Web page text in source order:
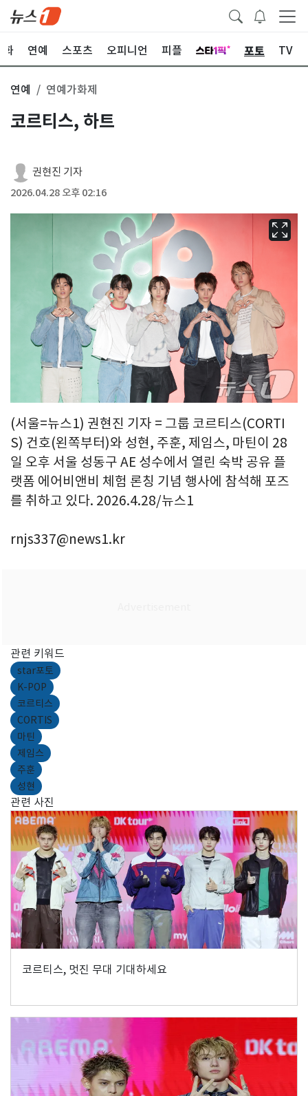
화 연예 스포츠 오피니언 피플 포토 TV
연예 연예가화제
코르티스, 하트
권현진 기자
2026.04.28 오후 02:16
(서울=뉴스1) 권현진 기자 = 그룹 코르티스(CORTI
S) 건호(왼쪽부터)와 성현, 주훈, 제임스, 마틴이 28
일 오후 서울 성동구 AE 성수에서 열린 숙박 공유 플
랫폼 에어비앤비 체험 론칭 기념 행사에 참석해 포즈
를 취하고 있다. 2026.4.28/뉴스1
rnjs337@news1.kr
관련 키워드
star포토
K-POP
코르티스
CORTIS
마틴
제임스
주훈
성현
관련 사진
코르티스, 멋진 무대 기대하세요